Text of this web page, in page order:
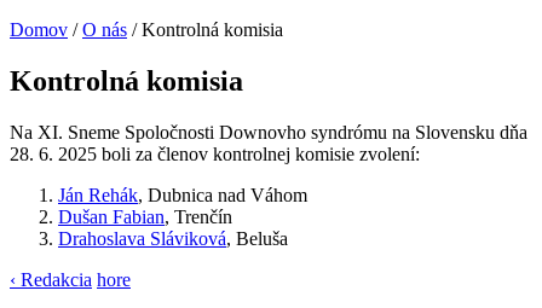
Domov /O nás /Kontrolná komisia
Kontrolná komisia
Na XI. Sneme Spoločnosti Downovho syndrómu na Slovensku dňa
28. 6. 2025 boli za členov kontrolnej komisie zvolení:
Ján Rehák, Dubnica nad Váhom
Dušan Fabian, Trenčín
Drahoslava Sláviková, Beluša
‹ Redakcia hore